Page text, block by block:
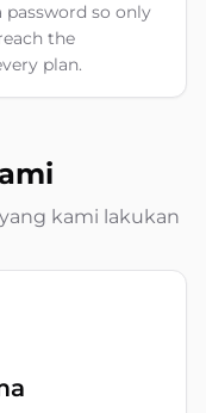
password so only
the
plan.
kami lakukan